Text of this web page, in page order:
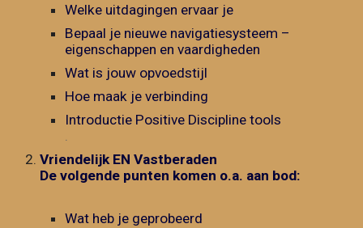
Welke uitdagingen ervaar je
Bepaal je nieuwe navigatiesysteem –
eigenschappen en vaardigheden
Wat is jouw opvoedstijl
Hoe maak je verbinding
Introductie Positive Discipline tools
Vriendelijk EN Vastberaden
De volgende punten komen o.a. aan bod:
Wat heb je geprobeerd